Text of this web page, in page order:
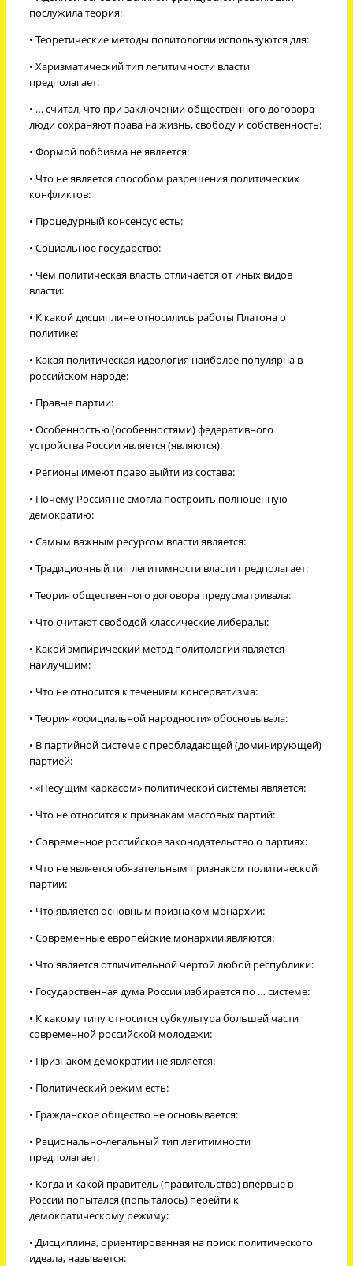
послужила теория:
• Теоретические методы политологии используются для:
• Харизматический тип легитимности власти
предполагает:
• … считал, что при заключении общественного договора
люди сохраняют права на жизнь, свободу и собственность:
• Формой лоббизма не является:
• Что не является способом разрешения политических
конфликтов:
• Процедурный консенсус есть:
• Социальное государство:
• Чем политическая власть отличается от иных видов
власти:
• К какой дисциплине относились работы Платона о
политике:
• Какая политическая идеология наиболее популярна в
российском народе:
• Правые партии:
• Особенностью (особенностями) федеративного
устройства России является (являются):
• Регионы имеют право выйти из состава:
• Почему Россия не смогла построить полноценную
демократию:
• Самым важным ресурсом власти является:
• Традиционный тип легитимности власти предполагает:
• Теория общественного договора предусматривала:
• Что считают свободой классические либералы:
• Какой эмпирический метод политологии является
наилучшим:
• Что не относится к течениям консерватизма:
• Теория «официальной народности» обосновывала:
• В партийной системе с преобладающей (доминирующей)
партией:
• «Несущим каркасом» политической системы является:
• Что не относится к признакам массовых партий:
• Современное российское законодательство о партиях:
• Что не является обязательным признаком политической
партии:
• Что является основным признаком монархии:
• Современные европейские монархии являются:
• Что является отличительной чертой любой республики:
• Государственная дума России избирается по … системе:
• К какому типу относится субкультура большей части
современной российской молодежи:
• Признаком демократии не является:
• Политический режим есть:
• Гражданское общество не основывается:
• Рационально-легальный тип легитимности
предполагает:
• Когда и какой правитель (правительство) впервые в
России попытался (попыталось) перейти к
демократическому режиму:
• Дисциплина, ориентированная на поиск политического
идеала, называется: